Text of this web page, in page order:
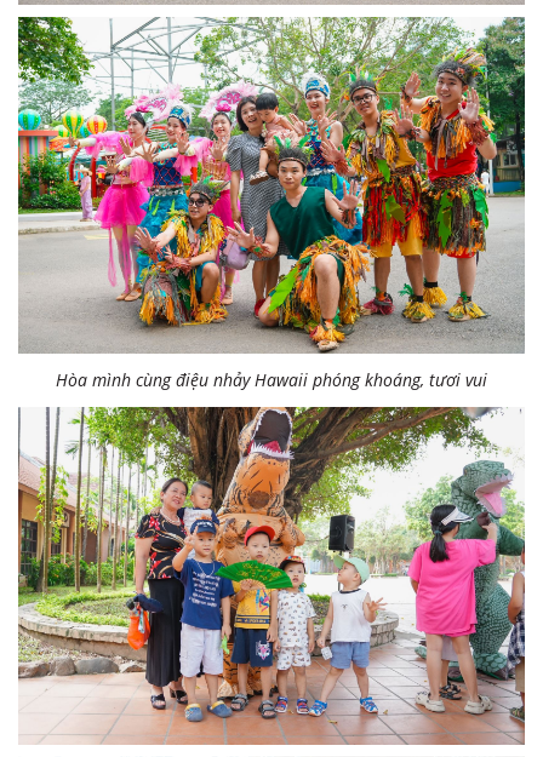
Hòa mình cùng điệu nhảy Hawaii phóng khoáng, tươi vui